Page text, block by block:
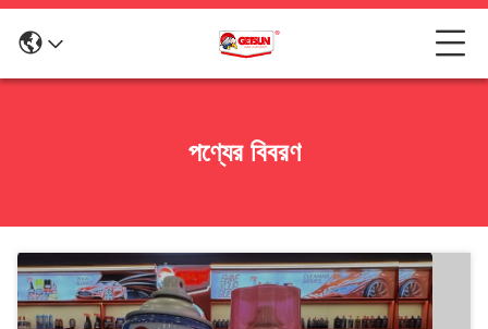
পণ্যের বিবরণ